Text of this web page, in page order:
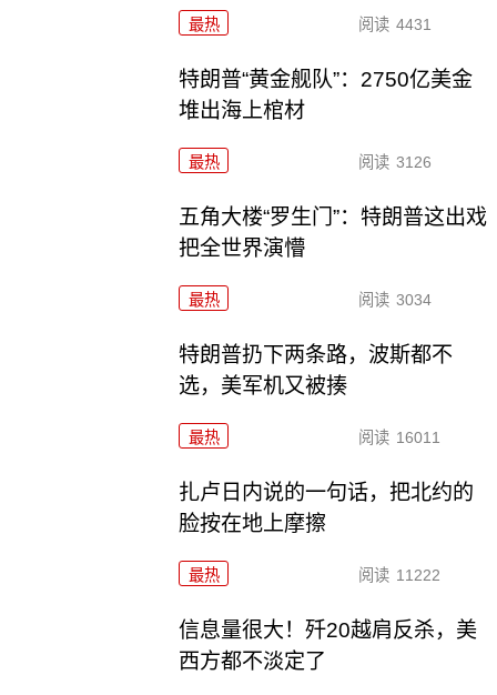
最热 阅读 4431
特朗普“黄金舰队”：2750亿美金
堆出海上棺材
最热 阅读 3126
五角大楼“罗生门”：特朗普这出戏
把全世界演懵
最热 阅读 3034
特朗普扔下两条路，波斯都不
选，美军机又被揍
最热 阅读 16011
扎卢日内说的一句话，把北约的
脸按在地上摩擦
最热 阅读 11222
信息量很大！歼20越肩反杀，美
西方都不淡定了